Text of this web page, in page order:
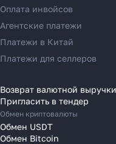
Переводы в Германию
Переводы в Ирландию
Переводы в Испанию
Переводы в Италию
Переводы в Латвию
Переводы в Литву
Переводы в Молдавию
Переводы в Монако
Оплата инвойсов
Агентские платежи
Платежи в Китай
Платежи для селлеров
Возврат валютной выручки
Пригласить в тендер
Обмен криптовалюты
Обмен USDT
Обмен Bitcoin
уступили
агентам в